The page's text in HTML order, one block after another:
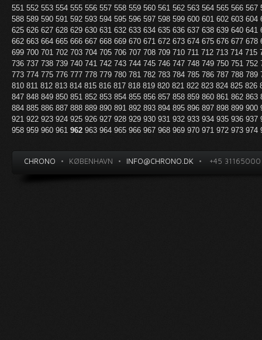
551 552 553 554 555 556 557 558 559 560 561 562 563 564 565 566 567
588 589 590 591 592 593 594 595 596 597 598 599 600 601 602 603 604
625 626 627 628 629 630 631 632 633 634 635 636 637 638 639 640 641
662 663 664 665 666 667 668 669 670 671 672 673 674 675 676 677 678
699 700 701 702 703 704 705 706 707 708 709 710 711 712 713 714 715
736 737 738 739 740 741 742 743 744 745 746 747 748 749 750 751 752
773 774 775 776 777 778 779 780 781 782 783 784 785 786 787 788 789
810 811 812 813 814 815 816 817 818 819 820 821 822 823 824 825 826
847 848 849 850 851 852 853 854 855 856 857 858 859 860 861 862 863
884 885 886 887 888 889 890 891 892 893 894 895 896 897 898 899 900
921 922 923 924 925 926 927 928 929 930 931 932 933 934 935 936 937
958 959 960 961 962 963 964 965 966 967 968 969 970 971 972 973 974
CHRONO • KØBENHAVN • INFO@CHRONO.DK • +45 31165000